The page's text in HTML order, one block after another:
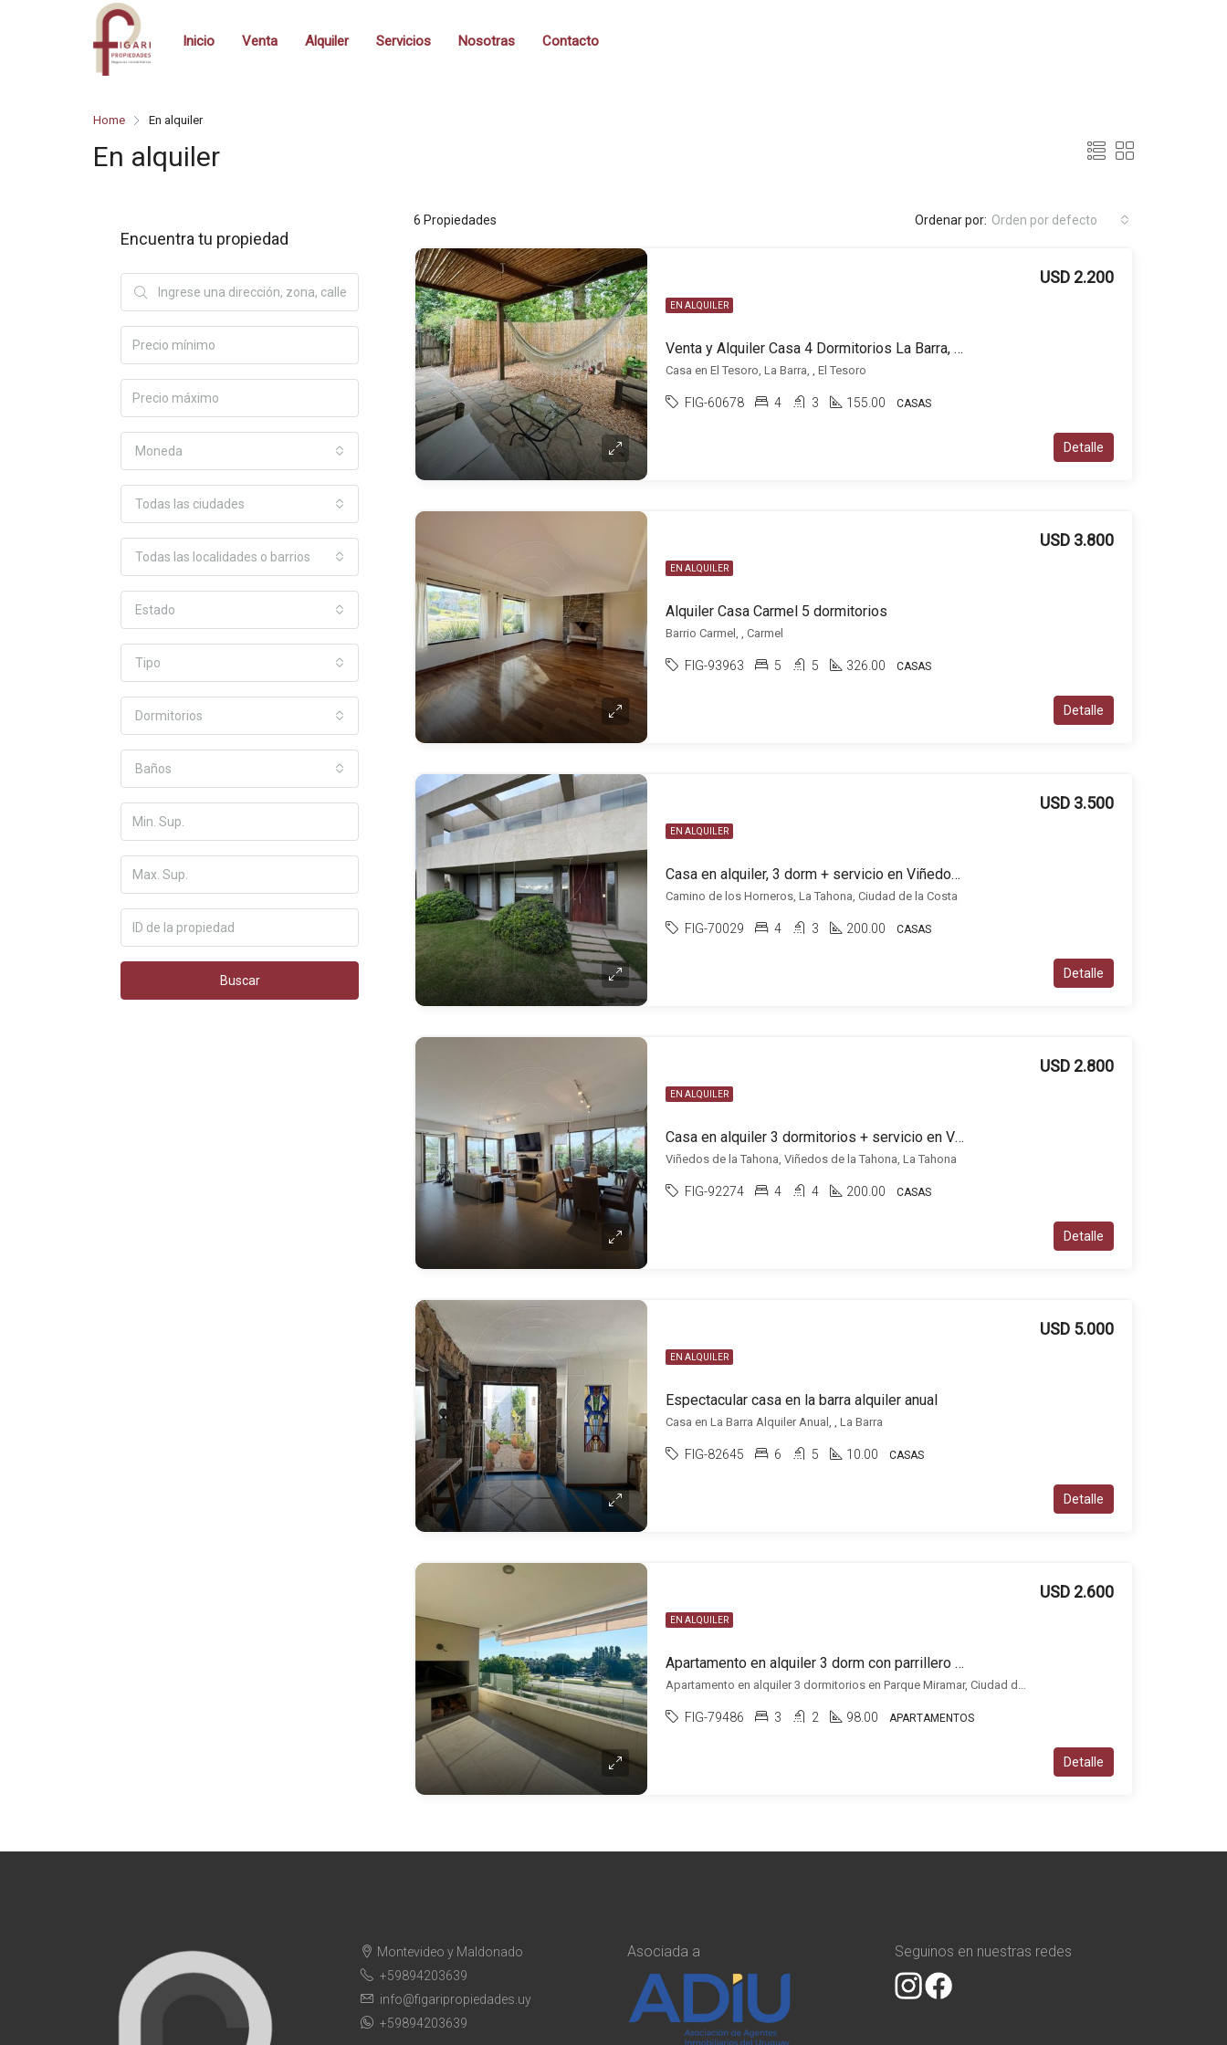
Inicio Venta Alquiler Servicios Nosotras Contacto
Home En alquiler
En alquiler
6 Propiedades Ordenar por: Orden por defecto
EN ALQUILER
Venta y Alquiler Casa 4 Dormitorios La Barra, El Tesoro, Maldonado
USD 2.200
Casa en El Tesoro, La Barra, , El Tesoro
FIG-60678 4 3 155.00 CASAS
Detalle
EN ALQUILER
Alquiler Casa Carmel 5 dormitorios
USD 3.800
Barrio Carmel, , Carmel
FIG-93963 5 5 326.00 CASAS
Detalle
EN ALQUILER
Casa en alquiler, 3 dorm + servicio en Viñedos de la Tahona
USD 3.500
Camino de los Horneros, La Tahona, Ciudad de la Costa
FIG-70029 4 3 200.00 CASAS
Detalle
EN ALQUILER
Casa en alquiler 3 dormitorios + servicio en Viñedos de la Tahona
USD 2.800
Viñedos de la Tahona, Viñedos de la Tahona, La Tahona
FIG-92274 4 4 200.00 CASAS
Detalle
EN ALQUILER
Espectacular casa en la barra alquiler anual
USD 5.000
Casa en La Barra Alquiler Anual, , La Barra
FIG-82645 6 5 10.00 CASAS
Detalle
EN ALQUILER
Apartamento en alquiler 3 dorm con parrillero y 2 cocheras en Parque Miramar
USD 2.600
Apartamento en alquiler 3 dormitorios en Parque Miramar, Ciudad de la costa, Ciudad de la Costa
FIG-79486 3 2 98.00 APARTAMENTOS
Detalle
Encuentra tu propiedad
Moneda
Todas las ciudades
Todas las localidades o barrios
Estado
Tipo
Dormitorios
Baños
Buscar
Montevideo y Maldonado
+59894203639
info@figaripropiedades.uy
+59894203639
Asociada a Seguinos en nuestras redes